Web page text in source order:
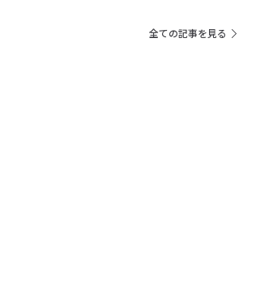
全ての記事を見る